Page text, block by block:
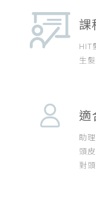
課
HIT
生
適
助
頭
對